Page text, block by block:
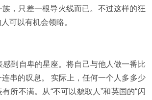
，只差一根导火线而已。不过这样的狂
可以有机会领略。
感到自卑的星座。将自己与他人做一番比
串的叹息。 实际上，任何一个人多多少
所不满。从“不可以貌取人”和英国的“闪